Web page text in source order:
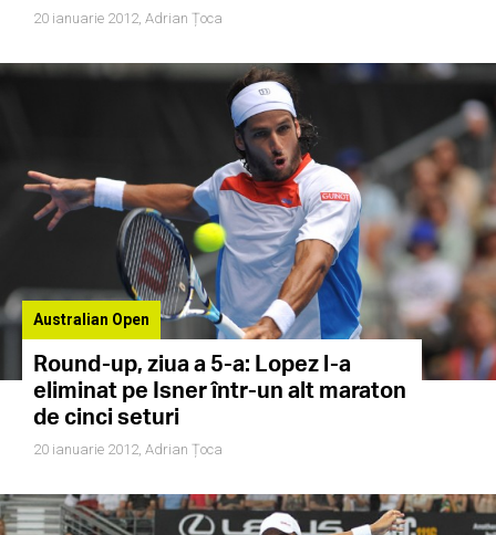
20 ianuarie 2012, Adrian Țoca
Australian Open
Round-up, ziua a 5-a: Lopez l-a
eliminat pe Isner într-un alt maraton
de cinci seturi
20 ianuarie 2012, Adrian Țoca